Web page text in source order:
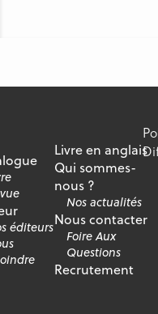
éditeurs
Livre en anglais
Qui sommes-
nous ?
Nos actualités
Nous contacter
Foire Aux
Questions
Recrutement